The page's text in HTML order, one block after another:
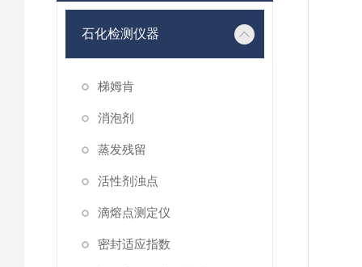
石化检测仪器
梯姆肯
消泡剂
蒸发残留
活性剂浊点
滴熔点测定仪
密封适应指数